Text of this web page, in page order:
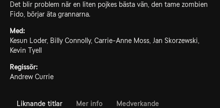
Det blir problem när en liten pojkes bästa vän, den tame zombien
Fido, börjar äta grannarna.
Med:
Kesun Loder, Billy Connolly, Carrie-Anne Moss, Jan Skorzewski,
Kevin Tyell
Regissör:
Andrew Currie
Liknande titlar Mer info Medverkande